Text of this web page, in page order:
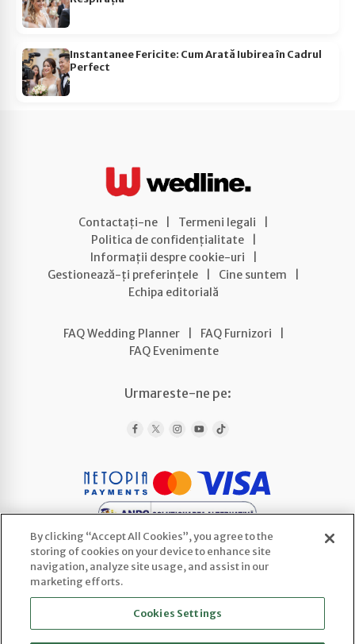
Instantanee Fericite: Cum Arată Iubirea în Cadrul
Perfect
Contactați-ne Termeni legali
Politica de confidențialitate
Informații despre cookie-uri
Gestionează-ți preferințele
Cine suntem
Echipa editorială
FAQ Wedding Planner FAQ Furnizori
FAQ Evenimente
Urmareste-ne pe:
WEDLINE AGENCY SRL
CUI: 52443922 | Reg. Com.: J2025066800003
By clicking “Accept All Cookies”, you agree to the
storing of cookies on your device to enhance site
navigation, analyze site usage, and assist in our
marketing efforts.
Cookies Settings